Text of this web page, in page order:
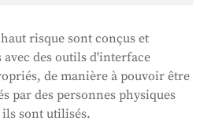
qui peuvent découler de
Les mesures de
aux risques et au
système d'IA. Ces mesures
au système par le fournisseur
risque sont conçus et
des outils d'interface
de manière à pouvoir être
par des personnes physiques
sont utilisés.